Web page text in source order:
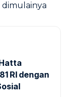
dimulainya
RI dengan